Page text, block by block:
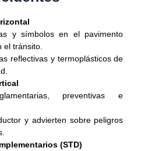
y símbolos en el pavimento
el tránsito.
reflectivas y termoplásticos de
preventivas e
y advierten sobre peligros
(STD)